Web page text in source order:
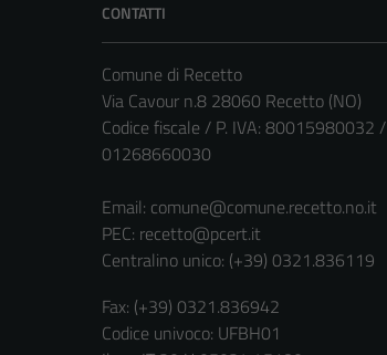
CONTATTI
Comune di Recetto
Via Cavour n.8 28060 Recetto (NO)
Codice fiscale / P. IVA: 80015980032 /
01268660030
Email: comune@comune.recetto.no.it
PEC: recetto@pcert.it
Centralino unico: (+39) 0321.836119
Fax: (+39) 0321.836942
Codice univoco: UFBH01